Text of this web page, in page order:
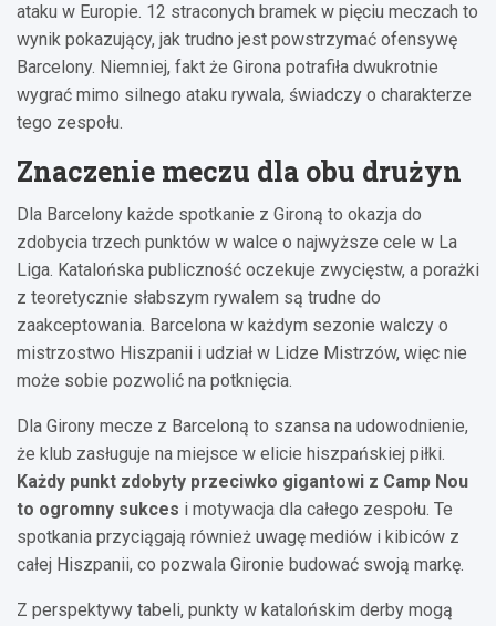
ataku w Europie. 12 straconych bramek w pięciu meczach to
wynik pokazujący, jak trudno jest powstrzymać ofensywę
Barcelony. Niemniej, fakt że Girona potrafiła dwukrotnie
wygrać mimo silnego ataku rywala, świadczy o charakterze
tego zespołu.
Znaczenie meczu dla obu drużyn
Dla Barcelony każde spotkanie z Gironą to okazja do
zdobycia trzech punktów w walce o najwyższe cele w La
Liga. Katalońska publiczność oczekuje zwycięstw, a porażki
z teoretycznie słabszym rywalem są trudne do
zaakceptowania. Barcelona w każdym sezonie walczy o
mistrzostwo Hiszpanii i udział w Lidze Mistrzów, więc nie
może sobie pozwolić na potknięcia.
Dla Girony mecze z Barceloną to szansa na udowodnienie,
że klub zasługuje na miejsce w elicie hiszpańskiej piłki.
Każdy punkt zdobyty przeciwko gigantowi z Camp Nou
to ogromny sukces i motywacja dla całego zespołu. Te
spotkania przyciągają również uwagę mediów i kibiców z
całej Hiszpanii, co pozwala Gironie budować swoją markę.
Z perspektywy tabeli, punkty w katalońskim derby mogą